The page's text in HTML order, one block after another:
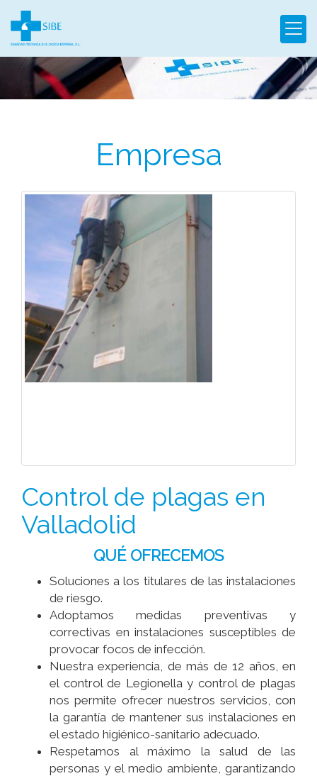
Empresa
Control de plagas en
Valladolid
QUÉ OFRECEMOS
Soluciones a los titulares de las instalaciones
de riesgo.
Adoptamos medidas preventivas y
correctivas en instalaciones susceptibles de
provocar focos de infección.
Nuestra experiencia, de más de 12 años, en
el control de Legionella y control de plagas
nos permite ofrecer nuestros servicios, con
la garantía de mantener sus instalaciones en
el estado higiénico-sanitario adecuado.
Respetamos al máximo la salud de las
personas y el medio ambiente, garantizando